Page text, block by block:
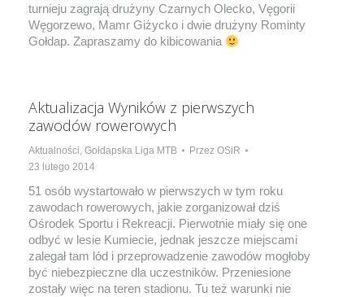
turnieju zagrają drużyny Czarnych Olecko, Vęgorii
Węgorzewo, Mamr Giżycko i dwie drużyny Rominty
Gołdap. Zapraszamy do kibicowania
Aktualizacja Wyników z pierwszych
zawodów rowerowych
Aktualności, Gołdapska Liga MTB Przez OSiR
23 lutego 2014
51 osób wystartowało w pierwszych w tym roku
zawodach rowerowych, jakie zorganizował dziś
Ośrodek Sportu i Rekreacji. Pierwotnie miały się one
odbyć w lesie Kumiecie, jednak jeszcze miejscami
zalegał tam lód i przeprowadzenie zawodów mogłoby
być niebezpieczne dla uczestników. Przeniesione
zostały więc na teren stadionu. Tu też warunki nie